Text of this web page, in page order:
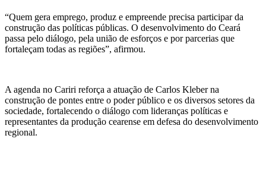
“Quem gera emprego, produz e empreende precisa participar da
construção das políticas públicas. O desenvolvimento do Ceará
passa pelo diálogo, pela união de esforços e por parcerias que
fortaleçam todas as regiões”, afirmou.
A agenda no Cariri reforça a atuação de Carlos Kleber na
construção de pontes entre o poder público e os diversos setores da
sociedade, fortalecendo o diálogo com lideranças políticas e
representantes da produção cearense em defesa do desenvolvimento
regional.